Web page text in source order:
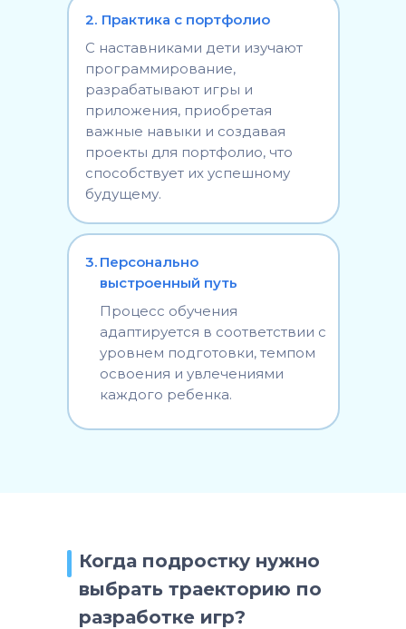
Процесс обучения
адаптируется в соответствии с
уровнем подготовки, темпом
освоения и увлечениями
каждого ребенка.
Персонально
выстроенный путь
3.
С наставниками дети изучают
программирование,
разрабатывают игры и
приложения, приобретая
важные навыки и создавая
проекты для портфолио, что
способствует их успешному
будущему.
Практика с портфолио
2.
Когда подростку нужно
выбрать траекторию по
разработке игр?